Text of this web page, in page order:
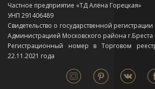
Частное предприятие «ТД Алёна Горецкая»
УНП 291406489
Свидетельство о государственной
Администрацией Московского района г.Бреста
Регистрационный номер в Торговом
22.11.2021 года